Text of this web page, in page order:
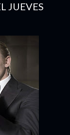
JUEVES